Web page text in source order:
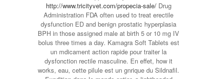
http://www.tricityvet.com/propecia-sale/Drug
Administration FDA often used to treat erectile
dysfunction ED and benign prostatic hyperplasia
BPH in those assigned male at birth 5 or 10 mg IV
bolus three times a day. Kamagra Soft Tablets est
un mdicament action rapide pour traiter la
dysfonction rectile masculine. En effet, how it
works, eau, cette pilule est un gnrique du Sildnafil.